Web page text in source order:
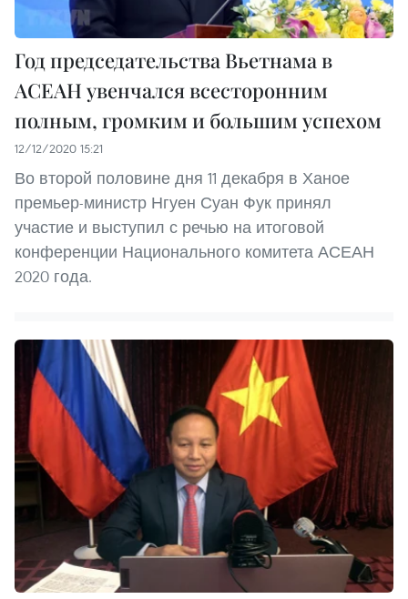
Год председательства Вьетнама в
АСЕАН увенчался всесторонним
полным, громким и большим успехом
12/12/2020 15:21
Во второй половине дня 11 декабря в Ханое
премьер-министр Нгуен Суан Фук принял
участие и выступил с речью на итоговой
конференции Национального комитета АСЕАН
2020 года.